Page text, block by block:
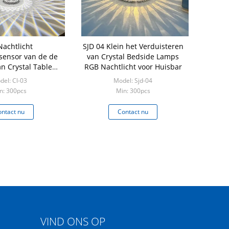
van de de
Crystal Table
voor Nightstand
Cl-03
300pcs
nu
SJD 04 Klein het Verduisteren
van Crystal Bedside Lamps
RGB Nachtlicht voor Huisbar
Model: Sjd-04
Min: 300pcs
Contact nu
VIND ONS OP